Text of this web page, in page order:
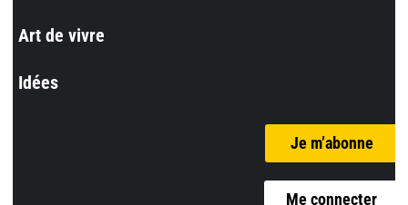
Art de vivre
Idées
Je m’abonne
Me connecter